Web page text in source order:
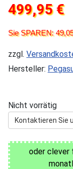
499,95 €
Sie SPAREN:
zzgl.
Hersteller:
Nicht vorrätig
Kontaktieren Sie
oder clever